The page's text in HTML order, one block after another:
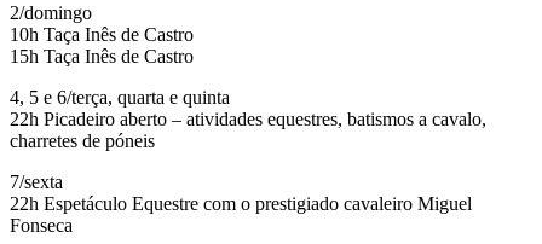
2/domingo
10h Taça Inês de Castro
15h Taça Inês de Castro
4, 5 e 6/terça, quarta e quinta
22h Picadeiro aberto – atividades equestres, batismos a cavalo,
charretes de póneis
7/sexta
22h Espetáculo Equestre com o prestigiado cavaleiro Miguel
Fonseca